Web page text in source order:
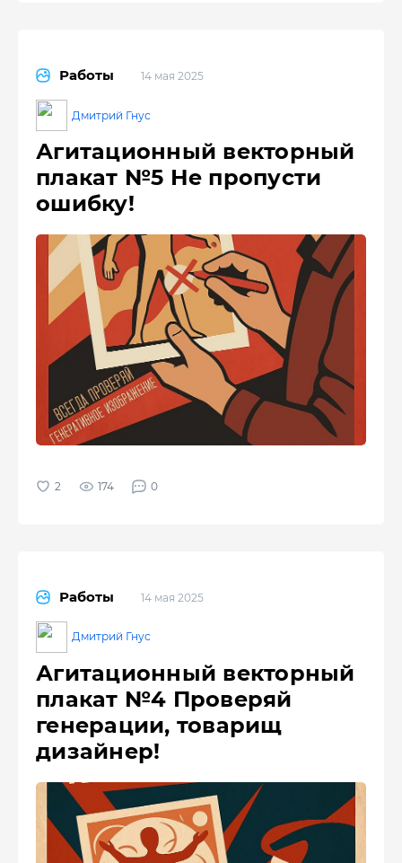
Работы 14 мая 2025
Дмитрий Гнус
Агитационный векторный
плакат №5 Не пропусти
ошибку!
174 0
Работы 14 мая 2025
Дмитрий Гнус
Агитационный векторный
плакат №4 Проверяй
генерации, товарищ
дизайнер!